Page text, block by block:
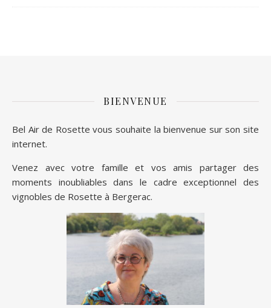
BIENVENUE
Bel Air de Rosette vous souhaite la bienvenue sur son site
internet.
Venez avec votre famille et vos amis partager des
moments inoubliables dans le cadre exceptionnel des
vignobles de Rosette à Bergerac.